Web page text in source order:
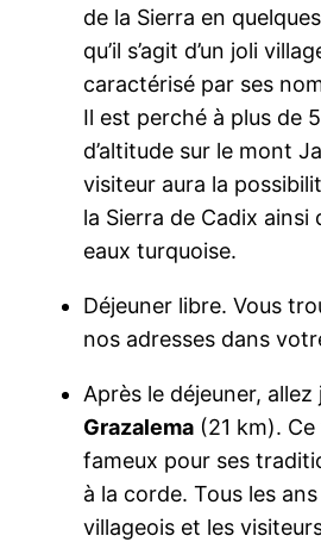
de la Sierra en
qu’il s’agit d’un joli
caractérisé par ses
Il est perché à plus de
d’altitude sur le mont
visiteur aura la
la Sierra de Cadix ainsi
eaux turquoise.
Déjeuner libre. Vous
nos adresses dans
Après le déjeuner, allez
Grazalema (21 km).
fameux pour ses
à la corde. Tous les
villageois et les